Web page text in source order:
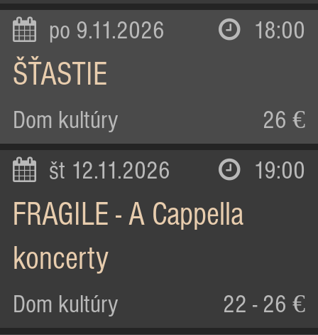
po 9.11.2026 18:00
ŠŤASTIE
Dom kultúry 26 €
št 12.11.2026 19:00
FRAGILE - A Cappella
koncerty
Dom kultúry 22 - 26 €